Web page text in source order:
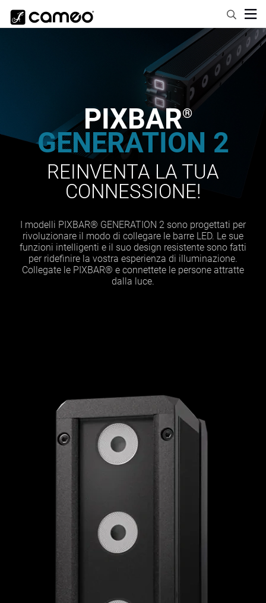
PIXBAR®
GENERATION 2
REINVENTA LA TUA
CONNESSIONE!
I modelli PIXBAR® GENERATION 2 sono progettati per
rivoluzionare il modo di collegare le barre LED. Le sue
funzioni intelligenti e il suo design resistente sono fatti
per ridefinire la vostra esperienza di illuminazione.
Collegate le PIXBAR® e connettete le persone attratte
dalla luce.